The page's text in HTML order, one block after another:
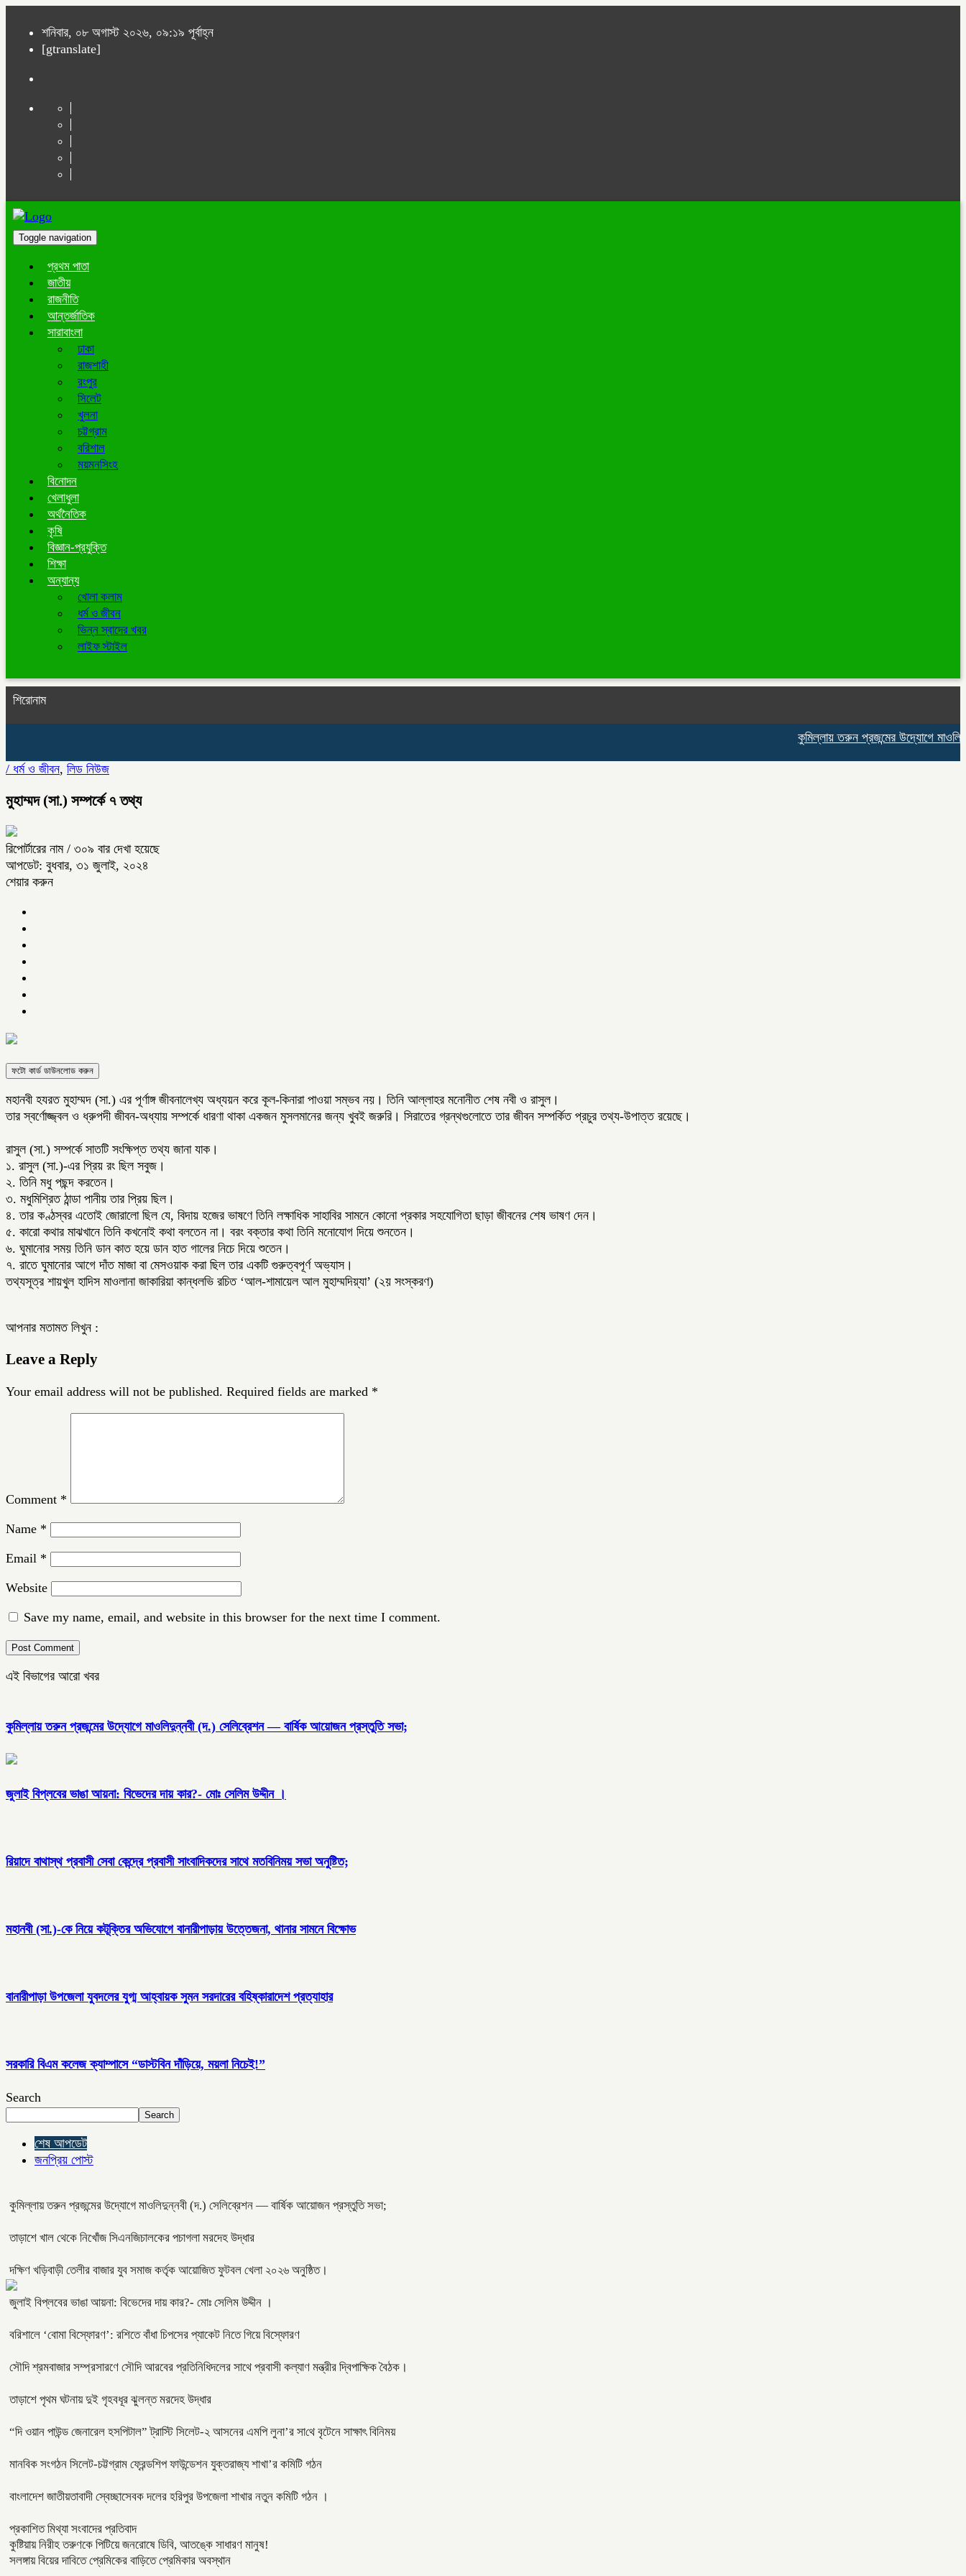
শনিবার, ০৮ অগাস্ট ২০২৬, ০৯:১৯ পূর্বাহ্ন
[gtranslate]
Toggle navigation
প্রথম পাতা
জাতীয়
রাজনীতি
আন্তর্জাতিক
সারাবাংলা
ঢাকা
রাজশাহী
রংপুর
সিলেট
খুলনা
চট্টগ্রাম
বরিশাল
ময়মনসিংহ
বিনোদন
খেলাধুলা
অর্থনৈতিক
কৃষি
বিজ্ঞান-প্রযুক্তি
শিক্ষা
অন্যান্য
খোলা কলাম
ধর্ম ও জীবন
ভিন্ন স্বাদের খবর
লাইফ স্টাইল
শিরোনাম
কুমিল্লায় তরুন প্রজন্মের উদ্যোগে
/ ধর্ম ও জীবন, লিড নিউজ
মুহাম্মদ (সা.) সম্পর্কে ৭ তথ্য
রিপোর্টারের নাম / ৩০৯ বার দেখা হয়েছে
আপডেট: বুধবার, ৩১ জুলাই, ২০২৪
শেয়ার করুন
ফটো কার্ড ডাউনলোড করুন
মহানবী হযরত মুহাম্মদ (সা.) এর পূর্ণাঙ্গ জীবনালেখ্য অধ্যয়ন করে কূল-কিনারা পাওয়া সম্ভব নয়। তিনি আল্লাহর মনোনীত শেষ নবী ও রাসুল।
তার স্বর্ণোজ্জ্বল ও ধ্রুপদী জীবন-অধ্যায় সম্পর্কে ধারণা থাকা একজন মুসলমানের জন্য খুবই জরুরি। সিরাতের গ্রন্থগুলোতে তার জীবন সম্পর্কিত প্রচুর তথ্য-উপাত্ত রয়েছে।
রাসুল (সা.) সম্পর্কে সাতটি সংক্ষিপ্ত তথ্য জানা যাক।
১. রাসুল (সা.)-এর প্রিয় রং ছিল সবুজ।
২. তিনি মধু পছন্দ করতেন।
৩. মধুমিশ্রিত ঠান্ডা পানীয় তার প্রিয় ছিল।
৪. তার কণ্ঠস্বর এতোই জোরালো ছিল যে, বিদায় হজের ভাষণে তিনি লক্ষাধিক সাহাবির সামনে কোনো প্রকার সহযোগিতা ছাড়া জীবনের শেষ ভাষণ দেন।
৫. কারো কথার মাঝখানে তিনি কখনোই কথা বলতেন না। বরং বক্তার কথা তিনি মনোযোগ দিয়ে শুনতেন।
৬. ঘুমানোর সময় তিনি ডান কাত হয়ে ডান হাত গালের নিচে দিয়ে শুতেন।
৭. রাতে ঘুমানোর আগে দাঁত মাজা বা মেসওয়াক করা ছিল তার একটি গুরুত্বপূর্ণ অভ্যাস।
তথ্যসূত্র শায়খুল হাদিস মাওলানা জাকারিয়া কান্ধলভি রচিত ‘আল-শামায়েল আল মুহাম্মদিয়্যা’ (২য় সংস্করণ)
আপনার মতামত লিখুন :
Leave a Reply
Your email address will not be published. Required fields are marked *
Comment *
Name *
Email *
Website
Save my name, email, and website in this browser for the next time I comment.
এই বিভাগের আরো খবর
কুমিল্লায় তরুন প্রজন্মের উদ্যোগে মাওলিদুন্নবী (দ.) সেলিব্রেশন — বার্ষিক আয়োজন প্রস্তুতি সভা;
জুলাই বিপ্লবের ভাঙা আয়না: বিভেদের দায় কার?- মোঃ সেলিম উদ্দীন ।
রিয়াদে বাথাস্থ প্রবাসী সেবা কেন্দ্রে প্রবাসী সাংবাদিকদের সাথে মতবিনিময় সভা অনুষ্টিত;
মহানবী (সা.)-কে নিয়ে কটূক্তির অভিযোগে বানারীপাড়ায় উত্তেজনা, থানার সামনে বিক্ষোভ
বানারীপাড়া উপজেলা যুবদলের যুগ্ম আহ্বায়ক সুমন সরদারের বহিষ্কারাদেশ প্রত্যাহার
সরকারি বিএম কলেজ ক্যাম্পাসে “ডাস্টবিন দাঁড়িয়ে, ময়লা নিচেই!”
Search
Search
শেষ আপডেট
জনপ্রিয় পোস্ট
কুমিল্লায় তরুন প্রজন্মের উদ্যোগে মাওলিদুন্নবী (দ.) সেলিব্রেশন — বার্ষিক আয়োজন প্রস্তুতি সভা;
তাড়াশে খাল থেকে নিখোঁজ সিএনজিচালকের পচাগলা মরদেহ উদ্ধার
দক্ষিণ খড়িবাড়ী তেলীর বাজার যুব সমাজ কর্তৃক আয়োজিত ফুটবল খেলা ২০২৬ অনুষ্ঠিত।
জুলাই বিপ্লবের ভাঙা আয়না: বিভেদের দায় কার?- মোঃ সেলিম উদ্দীন ।
বরিশালে ‘বোমা বিস্ফোরণ’: রশিতে বাঁধা চিপসের প্যাকেট নিতে গিয়ে বিস্ফোরণ
সৌদি শ্রমবাজার সম্প্রসারণে সৌদি আরবের প্রতিনিধিদলের সাথে প্রবাসী কল্যাণ মন্ত্রীর দ্বিপাক্ষিক বৈঠক।
তাড়াশে পৃথম ঘটনায় দুই গৃহবধূর ঝুলন্ত মরদেহ উদ্ধার
“দি ওয়ান পাউন্ড জেনারেল হসপিটাল” ট্রাস্টি সিলেট-২ আসনের এমপি লুনা’র সা‌থে বৃটেনে সাক্ষাৎ বিনিময়
মানবিক সংগঠন সিলেট-চট্টগ্রাম ফ্রেন্ডশিপ ফাউন্ডেশন যুক্তরাজ্য শাখা’র কমিটি গঠন
বাংলাদেশ জাতীয়তাবাদী স্বেচ্ছাসেবক দলের হরিপুর উপজেলা শাখার নতুন কমিটি গঠন ।
প্রকাশিত মিথ্যা সংবাদের প্রতিবাদ
কুষ্টিয়ায় নিরীহ তরুণকে পিটিয়ে জনরোষে ডিবি, আতঙ্কে সাধারণ মানুষ!
সলঙ্গায় বিয়ের দাবিতে প্রেমিকের বাড়িতে প্রেমিকার অবস্থান